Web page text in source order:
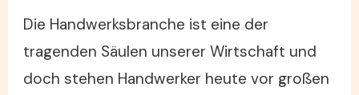
Die Handwerksbranche ist eine der
tragenden Säulen unserer Wirtschaft und
doch stehen Handwerker heute vor großen